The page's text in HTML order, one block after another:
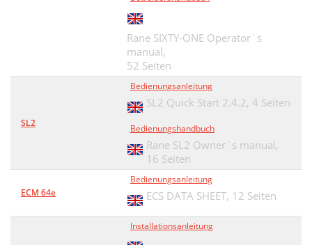
Rane SIXTY-ONE Operator`s
manual,
52 Seiten
SL2
Bedienungsanleitung
SL2 Quick Start 2.4.2, 4 Seiten
Bedienungshandbuch
Rane SL2 Owner`s manual,
16 Seiten
ECM 64e
Bedienungsanleitung
ECS DATA SHEET, 12 Seiten
Installationsanleitung